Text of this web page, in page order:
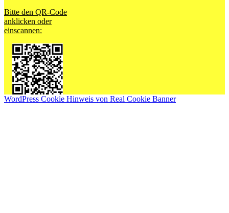
Bitte den QR-Code
anklicken oder
einscannen:
WordPress Cookie Hinweis von Real Cookie Banner